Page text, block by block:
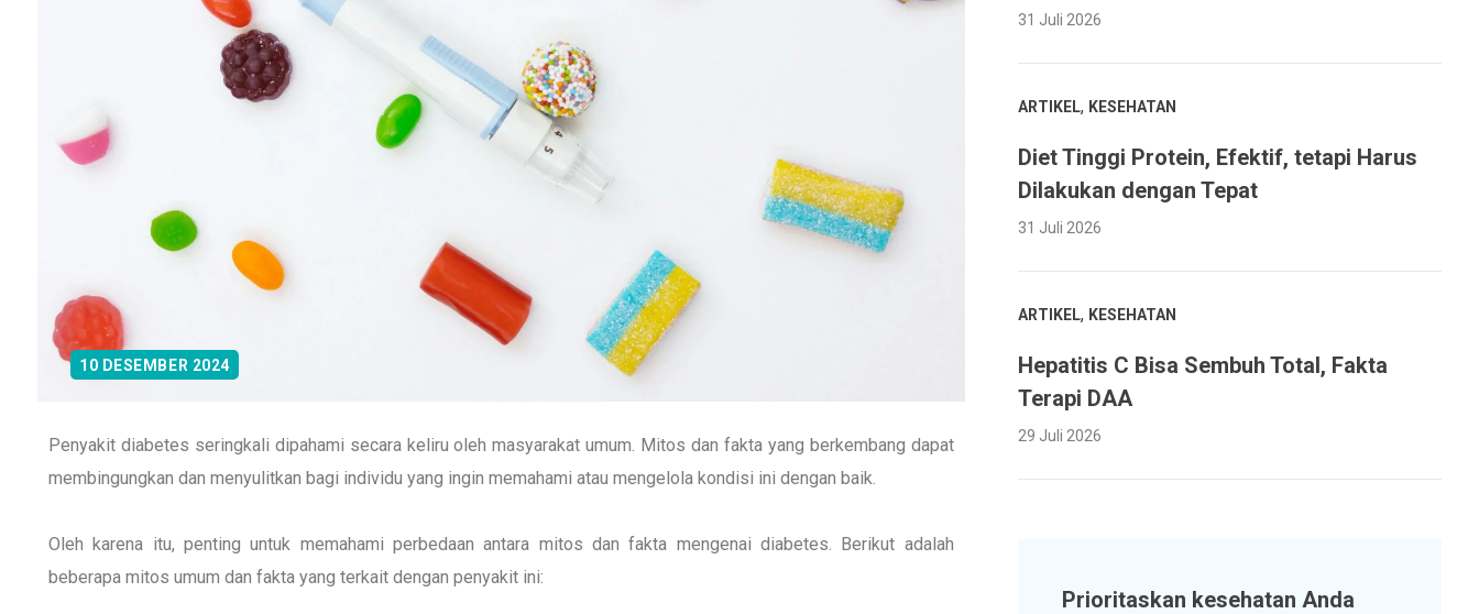
10 DESEMBER 2024
Penyakit diabetes seringkali dipahami secara keliru oleh masyarakat umum. Mitos dan fakta yang berkembang dapat
membingungkan dan menyulitkan bagi individu yang ingin memahami atau mengelola kondisi ini dengan baik.
Oleh karena itu, penting untuk memahami perbedaan antara mitos dan fakta mengenai diabetes. Berikut adalah
beberapa mitos umum dan fakta yang terkait dengan penyakit ini:
31 Juli 2026
ARTIKEL, KESEHATAN
Diet Tinggi Protein, Efektif, tetapi Harus
Dilakukan dengan Tepat
31 Juli 2026
ARTIKEL, KESEHATAN
Hepatitis C Bisa Sembuh Total, Fakta
Terapi DAA
29 Juli 2026
Prioritaskan kesehatan Anda